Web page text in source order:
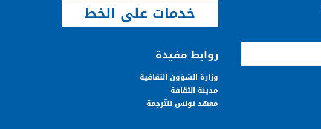
خدمات على الخط
روابط مفيدة
وزارة الشؤون الثقافية
مدينة الثقافة
معهد تونس للتّرجمة